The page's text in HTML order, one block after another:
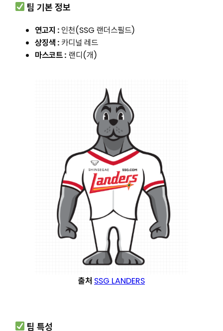
팀 기본 정보
연고지 : 인천(SSG 랜더스필드)
상징색 : 카디널 레드
마스코트 : 랜디(개)
출처 SSG LANDERS
팀 특성